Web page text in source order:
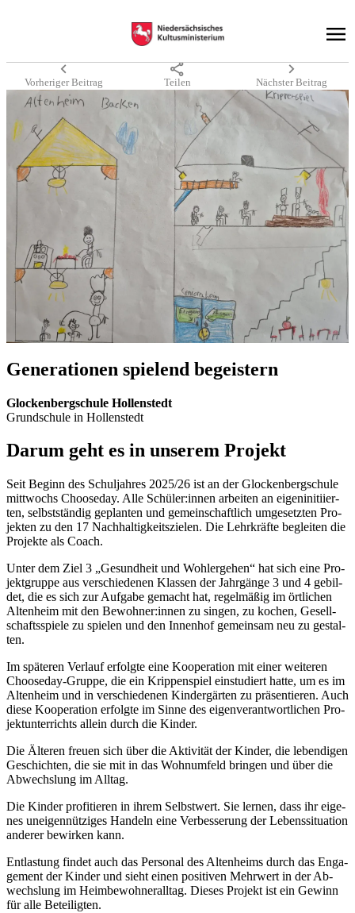
chevron_left
Vorheriger Beitrag
share
Teilen
chevron_right
Nächster Beitrag
Ge­ne­ra­tio­nen spie­lend be­geis­tern
Glo­cken­berg­schu­le Hol­len­stedt
Grund­schu­le in Hol­len­stedt
Dar­um geht es in un­se­rem Pro­jekt
Seit Be­ginn des Schul­jah­res 2025/26 ist an der Glo­cken­berg­schu­le
mitt­wochs Choo­se­day. Alle Schü­ler:in­nen ar­bei­ten an ei­gen­in­iti­ier­
ten, selbst­stän­dig ge­plan­ten und ge­mein­schaft­lich um­ge­setz­ten Pro­
jek­ten zu den 17 Nach­hal­tig­keits­zie­len. Die Lehr­kräf­te be­glei­ten die
Pro­jek­te als Coach.
Un­ter dem Ziel 3 „Ge­sund­heit und Wohl­erge­hen“ hat sich eine Pro­
jekt­grup­pe aus ver­schie­de­nen Klas­sen der Jahr­gän­ge 3 und 4 ge­bil­
det, die es sich zur Auf­ga­be ge­macht hat, re­gel­mä­ßig im ört­li­chen
Al­ten­heim mit den Be­woh­ner:in­nen zu sin­gen, zu ko­chen, Ge­sell­
schafts­spie­le zu spie­len und den In­nen­hof ge­mein­sam neu zu ge­stal­
ten.
Im spä­te­ren Ver­lauf er­folg­te eine Ko­ope­ra­ti­on mit ei­ner wei­te­ren
Choo­se­day-Grup­pe, die ein Krip­pen­spiel ein­stu­diert hat­te, um es im
Al­ten­heim und in ver­schie­de­nen Kin­der­gär­ten zu prä­sen­tie­ren. Auch
die­se Ko­ope­ra­ti­on er­folg­te im Sin­ne des ei­gen­ver­ant­wort­li­chen Pro­
jekt­un­ter­richts al­lein durch die Kin­der.
Die Äl­te­ren freu­en sich über die Ak­ti­vi­tät der Kin­der, die le­ben­di­gen
Ge­schich­ten, die sie mit in das Wohn­um­feld brin­gen und über die
Ab­wechs­lung im All­tag.
Die Kin­der pro­fi­tie­ren in ih­rem Selbst­wert. Sie ler­nen, dass ihr ei­ge­
nes un­ei­gen­nüt­zi­ges Han­deln eine Ver­bes­se­rung der Le­bens­si­tua­ti­on
an­de­rer be­wir­ken kann.
Ent­las­tung fin­det auch das Per­so­nal des Al­ten­heims durch das En­ga­
ge­ment der Kin­der und sieht ei­nen po­si­ti­ven Mehr­wert in der Ab­
wechs­lung im Heim­be­woh­ner­all­tag. Die­ses Pro­jekt ist ein Ge­winn
für alle Be­tei­lig­ten.